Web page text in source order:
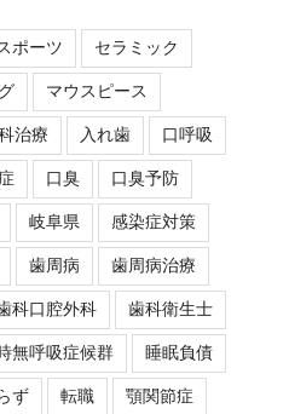
ポーツ セラミック
マウスピース
治療 入れ歯 口呼吸
口臭 口臭予防
岐阜県 感染症対策
歯周病 歯周病治療
科口腔外科 歯科衛生士
無呼吸症候群 睡眠負債
ず 転職 顎関節症